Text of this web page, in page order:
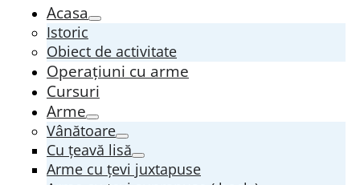
Acasa
Istoric
Obiect de activitate
Operațiuni cu arme
Cursuri
Arme
Vânătoare
Cu țeavă lisă
Arme cu țevi juxtapuse